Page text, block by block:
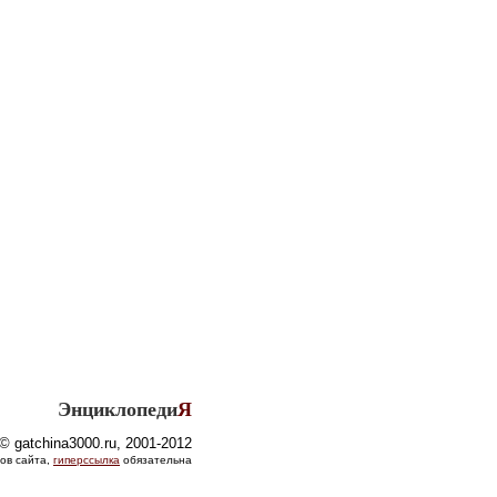
ЭнциклопедиЯ
© gatchina3000.ru, 2001-2012
сайта, гиперссылка обязательна